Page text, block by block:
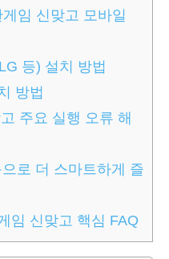
임 신맞고 모바일
등) 설치 방법
방법
주요 실행 오류 해
로 더 스마트하게 즐
임 신맞고 핵심 FAQ